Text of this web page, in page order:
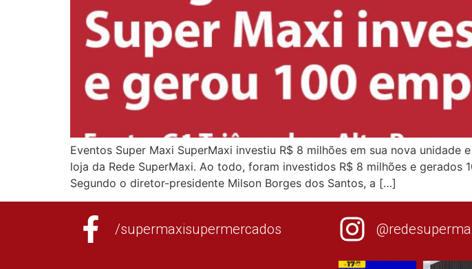
Eventos Super Maxi SuperMaxi investiu R$ 8 milhões em sua nova unidade
loja da Rede SuperMaxi. Ao todo, foram investidos R$ 8 milhões e
Segundo o diretor-presidente Milson Borges dos Santos, a […]
/supermaxisupermercados